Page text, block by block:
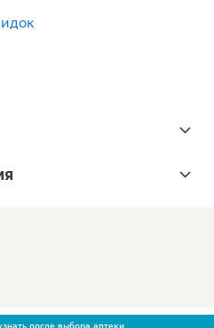
после выбора аптеки
бесплатный